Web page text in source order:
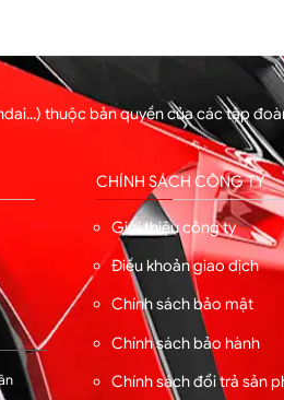
thuộc bản quyền của các tập
CHÍNH SÁCH CÔNG TY
Giới thiệu công ty
Điều khoản giao dịch
Chính sách bảo mật
Chính sách bảo hành
Chính sách đổi trả sản